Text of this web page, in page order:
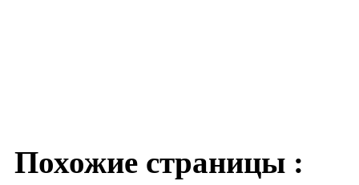
Похожие страницы :